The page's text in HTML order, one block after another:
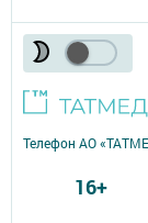
Телефон АО
16+